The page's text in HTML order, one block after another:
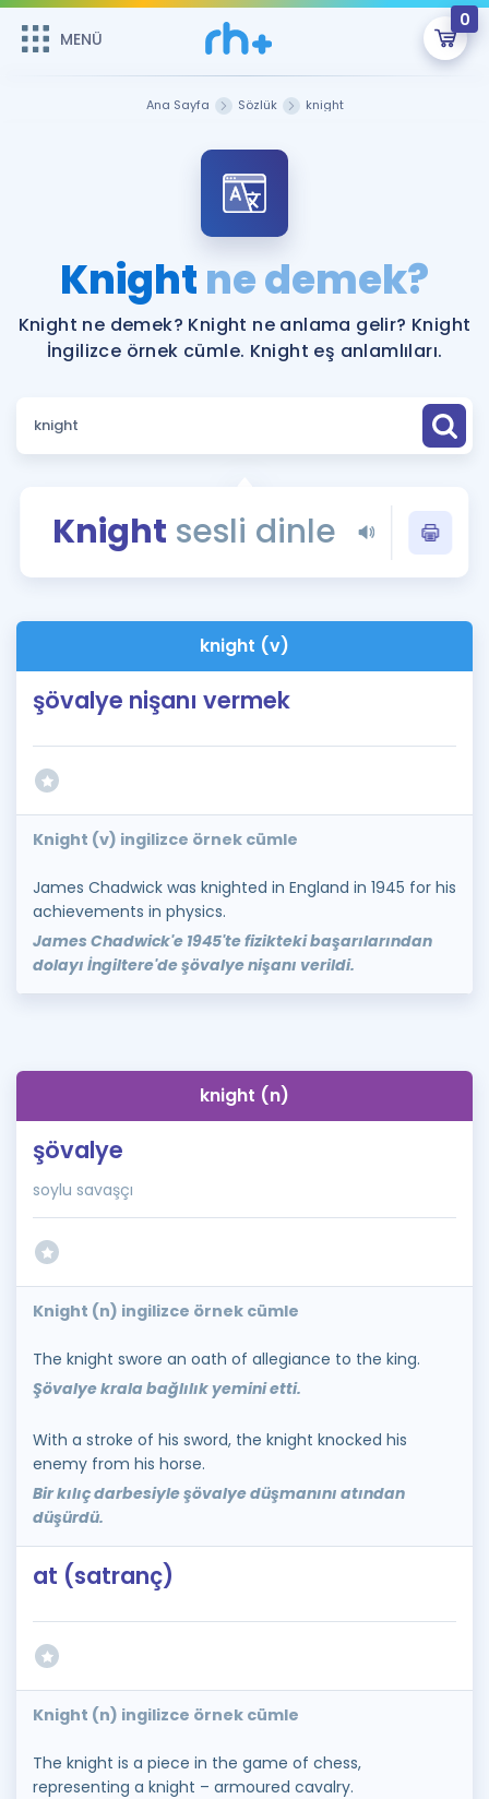
MENÜ
0
ÜYE DEĞİLİM
Sepetin Şu An Boş.
Remzi Hoca ile seni sınava hazırlayacak onlarca eğitim seni
bekliyor!
MENÜ
Katılımcı Görüşleri
Faydalı Araçlar
Sözlük
Rehberlik Aracı
Blog
İngilizce Gramer
Ana Sayfa Sözlük knight
Knightne demek?
Knight ne demek? Knight ne anlama gelir? Knight
İngilizce örnek cümle. Knight eş anlamlıları.
Knight sesli dinle
knight (v)
şövalye nişanı vermek
Knight (v) ingilizce örnek cümle
James Chadwick was knighted in England in 1945 for his
achievements in physics.
James Chadwick'e 1945'te fizikteki başarılarından
dolayı İngiltere'de şövalye nişanı verildi.
knight (n)
şövalye
soylu savaşçı
Knight (n) ingilizce örnek cümle
The knight swore an oath of allegiance to the king.
Şövalye krala bağlılık yemini etti.
With a stroke of his sword, the knight knocked his
enemy from his horse.
Bir kılıç darbesiyle şövalye düşmanını atından
düşürdü.
at (satranç)
Knight (n) ingilizce örnek cümle
The knight is a piece in the game of chess,
representing a knight – armoured cavalry.